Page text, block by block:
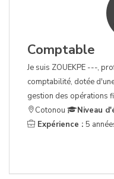
Comptable
Je suis ZOUEKPE ---,
comptabilité, dotée
gestion des opérations
Cotonou
Niveau
Expérience : 5